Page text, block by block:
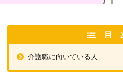
目
介護職に向いている人